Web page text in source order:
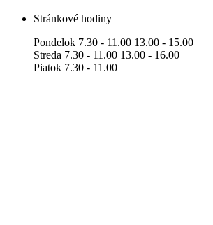
Stránkové hodiny
Pondelok 7.30 - 11.00 13.00 - 15.00
Streda 7.30 - 11.00 13.00 - 16.00
Piatok 7.30 - 11.00